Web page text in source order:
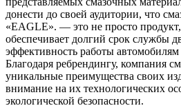
донести до своей аудитории, что
«EAGLE». — это не просто
обеспечивает долгий срок службы
эффективность работы
Благодаря ребрендингу, компания
уникальные преимущества своих
внимание на их технологических
экологической безопасности.